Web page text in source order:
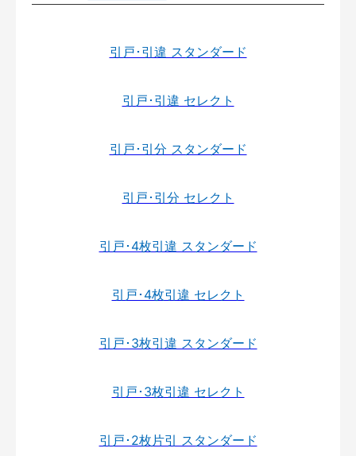
引戸･引違 スタンダード
引戸･引違 セレクト
引戸･引分 スタンダード
引戸･引分 セレクト
引戸･4枚引違 スタンダード
引戸･4枚引違 セレクト
引戸･3枚引違 スタンダード
引戸･3枚引違 セレクト
引戸･2枚片引 スタンダード